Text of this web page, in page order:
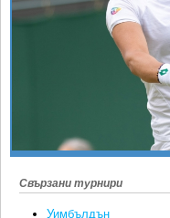
SOFIA OPEN
Ретро
Свързани турнири
Уимбълдън